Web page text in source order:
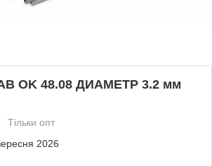
OK 48.08 ДИАМЕТР 3.2 мм
Тільки опт
2026